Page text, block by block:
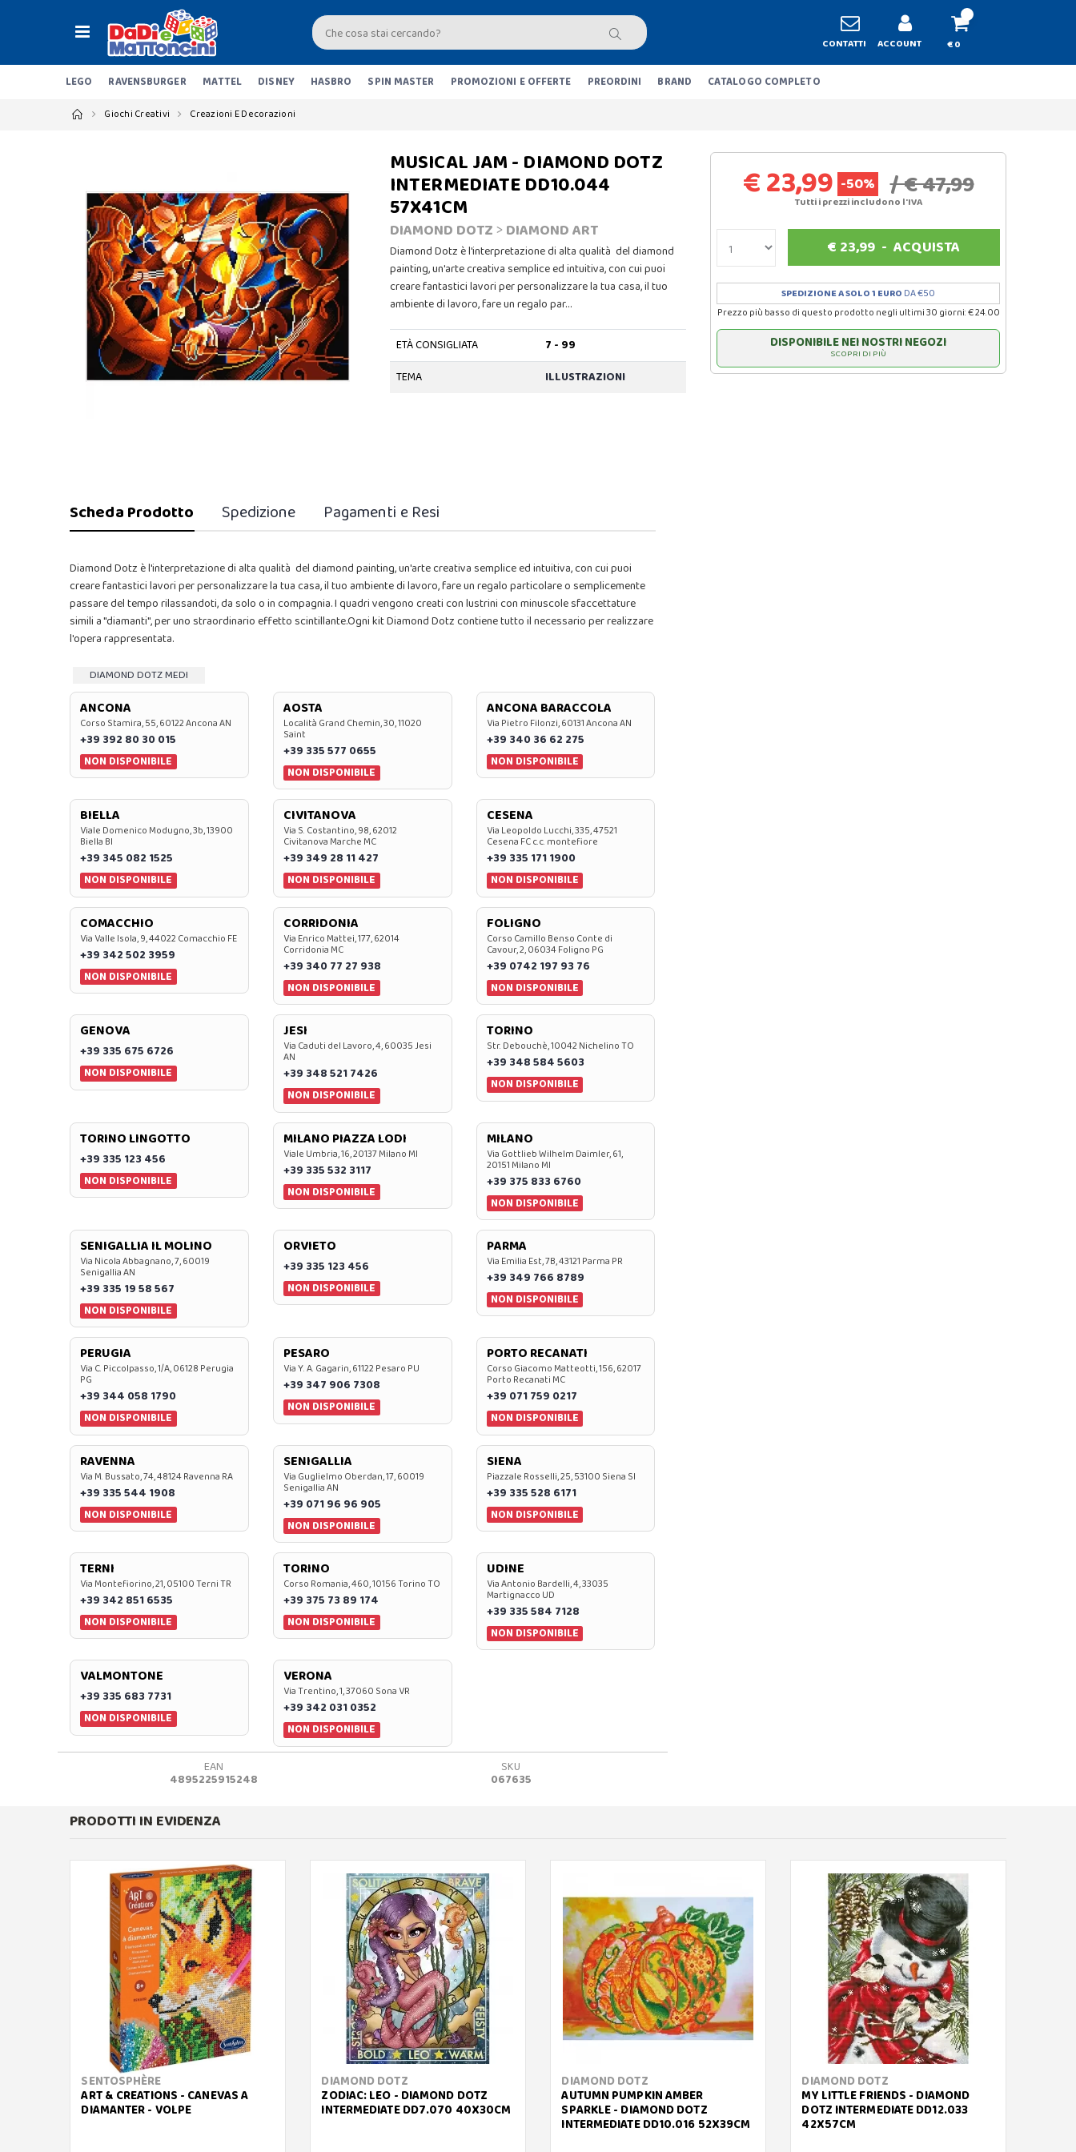
CONTATTI ACCOUNT € 0
LEGO RAVENSBURGER MATTEL DISNEY HASBRO SPIN MASTER PROMOZIONI E OFFERTE PREORDINI BRAND CATALOGO COMPLETO
Giochi Creativi Creazioni E Decorazioni
MUSICAL JAM - DIAMOND DOTZ
INTERMEDIATE DD10.044
57X41CM
DIAMOND DOTZ> DIAMOND ART
Diamond Dotz è l'interpretazione di alta qualità del diamond
painting, un'arte creativa semplice ed intuitiva, con cui puoi
creare fantastici lavori per personalizzare la tua casa, il tuo
ambiente di lavoro, fare un regalo par…
ETÀ CONSIGLIATA
7 - 99
TEMA
ILLUSTRAZIONI
€ 23,99 -50% / € 47,99
Tutti i prezzi includono l'IVA
€ 23,99 -ACQUISTA
SPEDIZIONE A SOLO 1 EURO DA €50
Prezzo più basso di questo prodotto negli ultimi 30 giorni: € 24.00
DISPONIBILE NEI NOSTRI NEGOZI
SCOPRI DI PIÙ
Scheda Prodotto Spedizione Pagamenti e Resi
Diamond Dotz è l'interpretazione di alta qualità del diamond painting, un'arte creativa semplice ed intuitiva, con cui puoi
creare fantastici lavori per personalizzare la tua casa, il tuo ambiente di lavoro, fare un regalo particolare o semplicemente
passare del tempo rilassandoti, da solo o in compagnia. I quadri vengono creati con lustrini con minuscole sfaccettature
simili a "diamanti", per uno straordinario effetto scintillante.Ogni kit Diamond Dotz contiene tutto il necessario per realizzare
l'opera rappresentata.
DIAMOND DOTZ MEDI
ANCONA
Corso Stamira, 55, 60122 Ancona AN
+39 392 80 30 015
NON DISPONIBILE
AOSTA
Località Grand Chemin, 30, 11020
Saint
+39 335 577 0655
NON DISPONIBILE
ANCONA BARACCOLA
Via Pietro Filonzi, 60131 Ancona AN
+39 340 36 62 275
NON DISPONIBILE
BIELLA
Viale Domenico Modugno, 3b, 13900
Biella BI
+39 345 082 1525
NON DISPONIBILE
CIVITANOVA
Via S. Costantino, 98, 62012
Civitanova Marche MC
+39 349 28 11 427
NON DISPONIBILE
CESENA
Via Leopoldo Lucchi, 335, 47521
Cesena FC c.c. montefiore
+39 335 171 1900
NON DISPONIBILE
COMACCHIO
Via Valle Isola, 9, 44022 Comacchio FE
+39 342 502 3959
NON DISPONIBILE
CORRIDONIA
Via Enrico Mattei, 177, 62014
Corridonia MC
+39 340 77 27 938
NON DISPONIBILE
FOLIGNO
Corso Camillo Benso Conte di
Cavour, 2, 06034 Foligno PG
+39 0742 197 93 76
NON DISPONIBILE
GENOVA
+39 335 675 6726
NON DISPONIBILE
JESI
Via Caduti del Lavoro, 4, 60035 Jesi
AN
+39 348 521 7426
NON DISPONIBILE
TORINO
Str. Debouchè, 10042 Nichelino TO
+39 348 584 5603
NON DISPONIBILE
TORINO LINGOTTO
+39 335 123 456
NON DISPONIBILE
MILANO PIAZZA LODI
Viale Umbria, 16, 20137 Milano MI
+39 335 532 3117
NON DISPONIBILE
MILANO
Via Gottlieb Wilhelm Daimler, 61,
20151 Milano MI
+39 375 833 6760
NON DISPONIBILE
SENIGALLIA IL MOLINO
Via Nicola Abbagnano, 7, 60019
Senigallia AN
+39 335 19 58 567
NON DISPONIBILE
ORVIETO
+39 335 123 456
NON DISPONIBILE
PARMA
Via Emilia Est, 7B, 43121 Parma PR
+39 349 766 8789
NON DISPONIBILE
PERUGIA
Via C. Piccolpasso, 1/A, 06128 Perugia
PG
+39 344 058 1790
NON DISPONIBILE
PESARO
Via Y. A. Gagarin, 61122 Pesaro PU
+39 347 906 7308
NON DISPONIBILE
PORTO RECANATI
Corso Giacomo Matteotti, 156, 62017
Porto Recanati MC
+39 071 759 0217
NON DISPONIBILE
RAVENNA
Via M. Bussato, 74, 48124 Ravenna RA
+39 335 544 1908
NON DISPONIBILE
SENIGALLIA
Via Guglielmo Oberdan, 17, 60019
Senigallia AN
+39 071 96 96 905
NON DISPONIBILE
SIENA
Piazzale Rosselli, 25, 53100 Siena SI
+39 335 528 6171
NON DISPONIBILE
TERNI
Via Montefiorino, 21, 05100 Terni TR
+39 342 851 6535
NON DISPONIBILE
TORINO
Corso Romania, 460, 10156 Torino TO
+39 375 73 89 174
NON DISPONIBILE
UDINE
Via Antonio Bardelli, 4, 33035
Martignacco UD
+39 335 584 7128
NON DISPONIBILE
VALMONTONE
+39 335 683 7731
NON DISPONIBILE
VERONA
Via Trentino, 1, 37060 Sona VR
+39 342 031 0352
NON DISPONIBILE
EAN
4895225915248
SKU
067635
PRODOTTI IN EVIDENZA
SENTOSPHÈRE
ART & CREATIONS - CANEVAS A
DIAMANTER - VOLPE
DIAMOND DOTZ
ZODIAC: LEO - DIAMOND DOTZ
INTERMEDIATE DD7.070 40X30CM
DIAMOND DOTZ
AUTUMN PUMPKIN AMBER
SPARKLE - DIAMOND DOTZ
INTERMEDIATE DD10.016 52X39CM
DIAMOND DOTZ
MY LITTLE FRIENDS - DIAMOND
DOTZ INTERMEDIATE DD12.033
42X57CM